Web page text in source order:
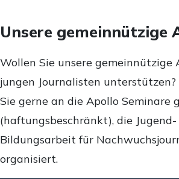
Unsere gemeinnützige
Wollen Sie unsere gemeinnützige
jungen Journalisten unterstützen?
Sie gerne an die Apollo Seminare
(haftungsbeschränkt), die
Bildungsarbeit für
organisiert.